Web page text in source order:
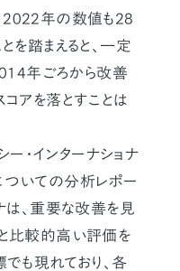
2022年の数値も28
を踏まえると、一定
年ごろから改善
アを落とすことは
・インターナショナ
いての分析レポー
は、重要な改善を見
比較的高い評価を
も現れており、各